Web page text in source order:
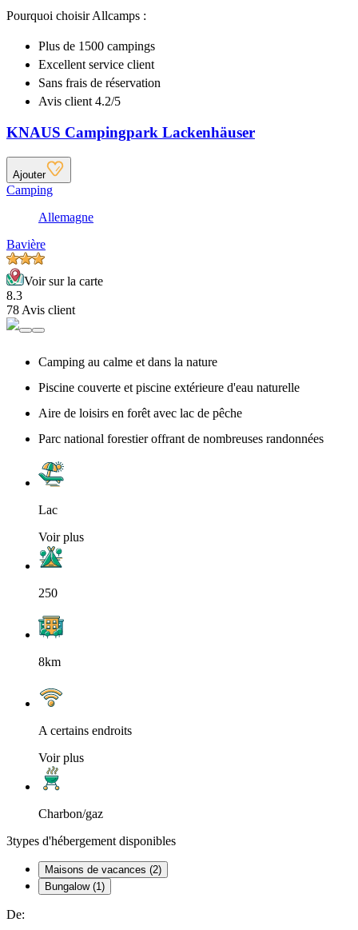
Pourquoi choisir Allcamps :
Plus de 1500 campings
Excellent service client
Sans frais de réservation
Avis client 4.2/5
KNAUS Campingpark Lackenhäuser
Ajouter
Camping
Allemagne
Bavière
Voir sur la carte
8.3
78 Avis client
Camping au calme et dans la nature
Piscine couverte et piscine extérieure d'eau naturelle
Aire de loisirs en forêt avec lac de pêche
Parc national forestier offrant de nombreuses randonnées
Lac
Voir plus
250
8km
A certains endroits
Voir plus
Charbon/gaz
3types d'hébergement disponibles
Maisons de vacances (2)
Bungalow (1)
De: